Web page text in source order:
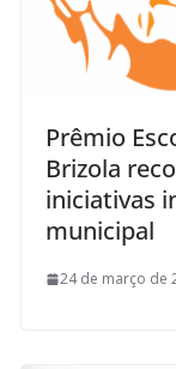
Prêmio
Brizola
iniciativas
municipal
24 de março de